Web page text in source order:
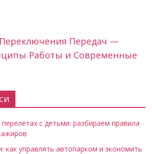
Передач —
Работы и Современные
с детьми: разбираем правила
как управлять автопарком и экономить